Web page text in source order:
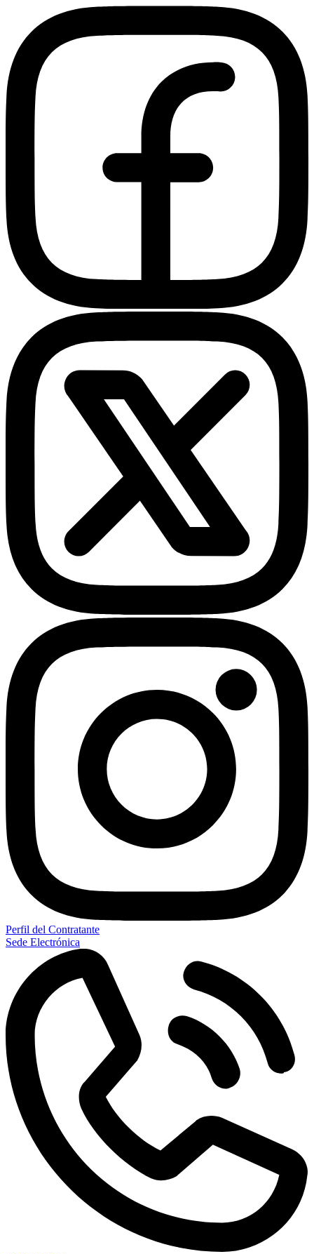
contenido
Perfil del Contratante
Sede Electrónica